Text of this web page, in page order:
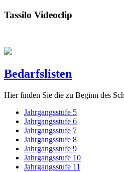
Tassilo Videoclip
Bedarfslisten
Hier finden Sie die zu Beginn des
Jahrgangsstufe 5
Jahrgangsstufe 6
Jahrgangsstufe 7
Jahrgangsstufe 8
Jahrgangsstufe 9
Jahrgangsstufe 10
Jahrgangsstufe 11